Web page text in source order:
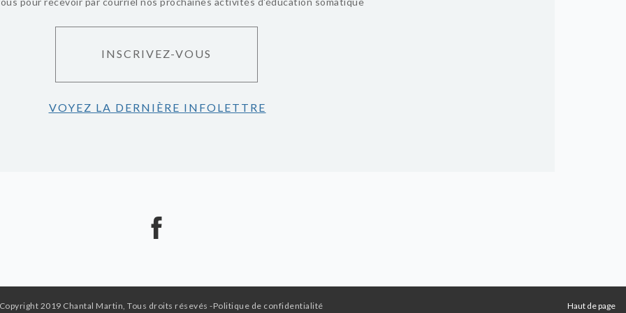
INSCRIVEZ-VOUS
VOYEZ LA DERNIÈRE INFOLETTRE
2019 Chantal Martin, Tous droits résevés -Politique de confidentialité Haut de page